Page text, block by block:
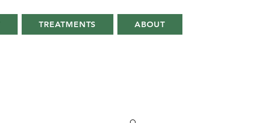
TREATMENTS ABOUT